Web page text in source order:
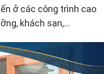
ở các công trình cao
khách sạn,…